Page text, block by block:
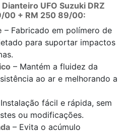
UFO Suzuki DRZ
00 + RM 250 89/00:
– Fabricado em polímero de
para suportar impactos
– Mantém a fluidez da
ao ar e melhorando a
fácil e rápida, sem
ou modificações.
– Evita o acúmulo